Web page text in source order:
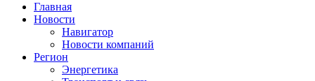
Главная
Новости
Навигатор
Новости компаний
Регион
Энергетика